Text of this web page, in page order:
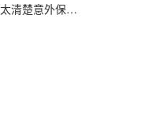
想给自己买一份意外保险，但是不太清楚意外保险合同效力什么时候会终止，所以来问一下